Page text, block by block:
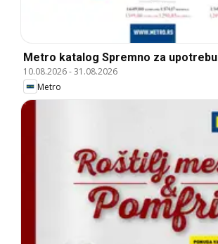
Metro katalog Spremno za upotrebu
10.08.2026-31.08.2026
Metro